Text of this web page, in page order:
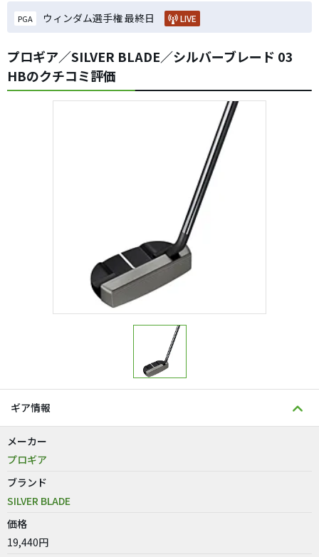
PGA ウィンダム選手権 最終日 LIVE
プロギア／SILVER BLADE／シルバーブレード 03
HBのクチコミ評価
ギア情報
メーカー
プロギア
ブランド
SILVER BLADE
価格
19,440円